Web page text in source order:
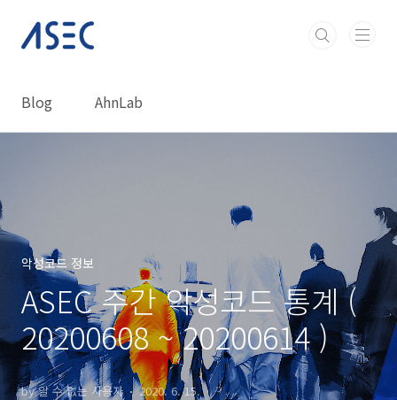
Blog AhnLab
악성코드 정보
ASEC 주간 악성코드 통계 (
20200608 ~ 20200614 )
by 알 수 없는 사용자 2020. 6. 15.